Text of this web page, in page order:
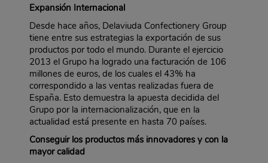
Expansión Internacional
Desde hace años, Delaviuda Confectionery Group
tiene entre sus estrategias la exportación de sus
productos por todo el mundo. Durante el ejercicio
2013 el Grupo ha logrado una facturación de 106
millones de euros, de los cuales el 43% ha
correspondido a las ventas realizadas fuera de
España. Esto demuestra la apuesta decidida del
Grupo por la internacionalización, que en la
actualidad está presente en hasta 70 países.
Conseguir los productos más innovadores y con la
mayor calidad